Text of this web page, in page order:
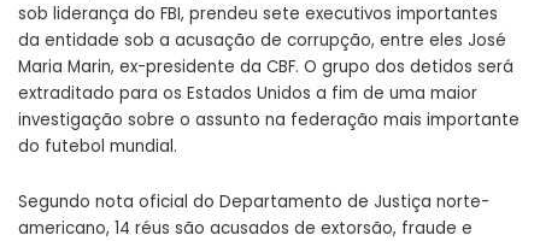
sob liderança do FBI, prendeu sete executivos importantes
da entidade sob a acusação de corrupção, entre eles José
Maria Marin, ex-presidente da CBF. O grupo dos detidos será
extraditado para os Estados Unidos a fim de uma maior
investigação sobre o assunto na federação mais importante
do futebol mundial.
Segundo nota oficial do Departamento de Justiça norte-
americano, 14 réus são acusados de extorsão, fraude e